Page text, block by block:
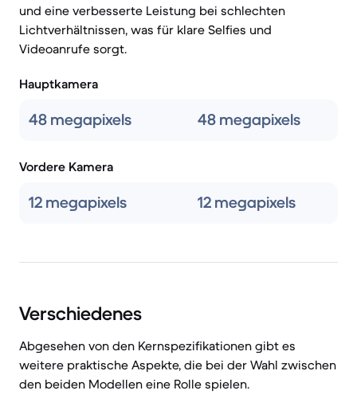
und eine verbesserte Leistung bei schlechten
Lichtverhältnissen, was für klare Selfies und
Videoanrufe sorgt.
Hauptkamera
48 megapixels 48 megapixels
Vordere Kamera
12 megapixels 12 megapixels
Verschiedenes
Abgesehen von den Kernspezifikationen gibt es
weitere praktische Aspekte, die bei der Wahl zwischen
den beiden Modellen eine Rolle spielen.